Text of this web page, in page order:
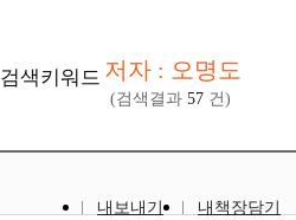
검색키워드 저자 : 오명도
(검색결과 57 건)
내보내기
내책장담기